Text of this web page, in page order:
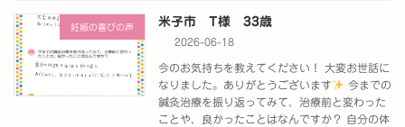
妊娠の喜びの声 米子市 T様 33歳
2026-06-18
今のお気持ちを教えてください！ 大変お世話に
なりました。ありがとうございます
今までの
鍼灸治療を振り返ってみて、治療前と変わった
ことや、良かったことはなんですか？ 自分の体